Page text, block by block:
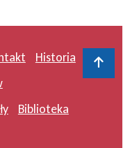
Historia
Biblioteka
Do